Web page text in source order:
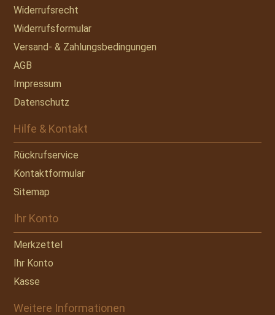
Widerrufsrecht
Widerrufsformular
Versand- & Zahlungsbedingungen
AGB
Impressum
Datenschutz
Hilfe & Kontakt
Rückrufservice
Kontaktformular
Sitemap
Ihr Konto
Merkzettel
Ihr Konto
Kasse
Weitere Informationen